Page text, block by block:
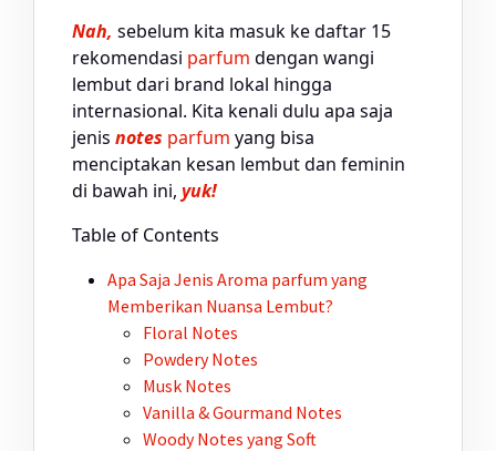
Nah, sebelum kita masuk ke daftar 15
rekomendasi parfum dengan wangi
lembut dari brand lokal hingga
internasional. Kita kenali dulu apa saja
jenis notes parfum yang bisa
menciptakan kesan lembut dan feminin
di bawah ini, yuk!
Table of Contents
Apa Saja Jenis Aroma parfum yang
Memberikan Nuansa Lembut?
Floral Notes
Powdery Notes
Musk Notes
Vanilla & Gourmand Notes
Woody Notes yang Soft